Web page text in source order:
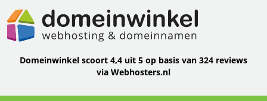
Domeinwinkel scoort 4,4 uit 5 op basis van 324 reviews
via Webhosters.nl